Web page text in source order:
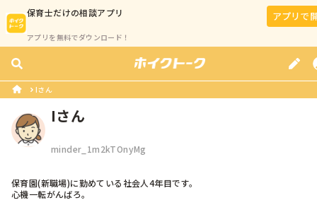
保育士だけの相談アプリ
アプリを無料でダウンロード！
アプリで
Iさん
Iさん
minder_1m2kTOnyMg
保育園(新職場)に勤めている社会人4年目です。
心機一転がんばろ。